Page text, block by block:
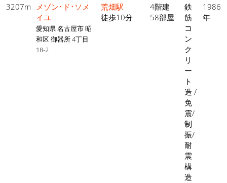
3207m
メゾン･ド･ソメ
イユ
愛知県 名古屋市 昭
和区 御器所 4丁目
18-2
荒畑駅
徒歩10分
4階建
58部屋
鉄
筋
コ
ン
ク
リ
ー
ト
造 /
免
震/
制
振/
耐
震
構
造
1986
年